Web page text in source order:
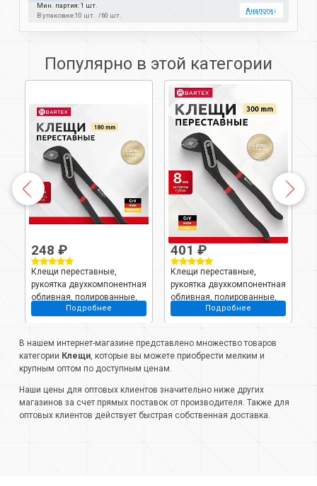
Мин. партия: 1 шт.
В упаковке:10 шт. 60 шт.
Аналоги↓
Популярно в этой категории
248 ₽
Клещи переставные,
рукоятка двухкомпонентная
обливная, полированные,
Bartex, 180 мм
Подробнее
401 ₽
Клещи переставные,
рукоятка двухкомпонентная
обливная, полированные,
Bartex, 300 мм
Подробнее
В нашем интернет-магазине представлено множество товаров
категории Клещи, которые вы можете приобрести мелким и
крупным оптом по доступным ценам.
Наши цены для оптовых клиентов значительно ниже других
магазинов за счет прямых поставок от производителя. Также для
оптовых клиентов действует быстрая собственная доставка.